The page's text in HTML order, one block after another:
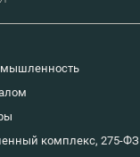
комплекс, 275-ФЗ